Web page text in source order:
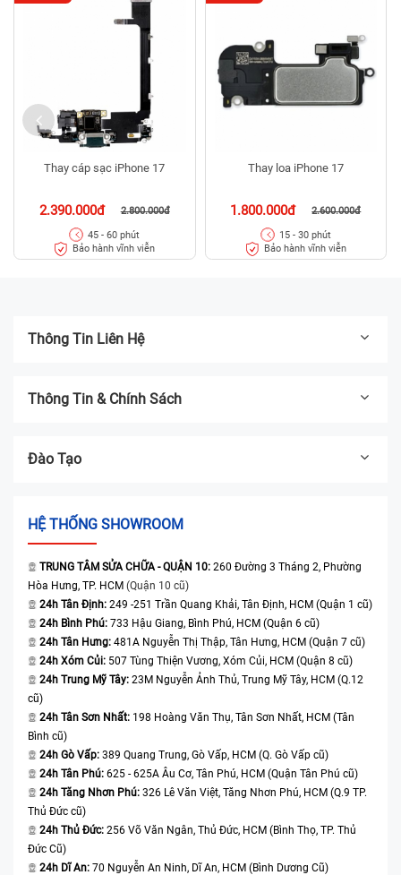
Thay cáp sạc iPhone 17
2.390.000đ 2.800.000đ
45 - 60 phút
Bảo hành vĩnh viễn
Thay loa iPhone 17
1.800.000đ 2.600.000đ
15 - 30 phút
Bảo hành vĩnh viễn
Thông Tin Liên Hệ
Thông Tin & Chính Sách
Đào Tạo
HỆ THỐNG SHOWROOM
TRUNG TÂM SỬA CHỮA - QUẬN 10: 260 Đường 3 Tháng 2, Phường
Hòa Hưng, TP. HCM (Quận 10 cũ)
24h Tân Định: 249 -251 Trần Quang Khải, Tân Định, HCM (Quận 1 cũ)
24h Bình Phú: 733 Hậu Giang, Bình Phú, HCM (Quận 6 cũ)
24h Tân Hưng: 481A Nguyễn Thị Thập, Tân Hưng, HCM (Quận 7 cũ)
24h Xóm Củi: 507 Tùng Thiện Vương, Xóm Củi, HCM (Quận 8 cũ)
24h Trung Mỹ Tây: 23M Nguyễn Ảnh Thủ, Trung Mỹ Tây, HCM (Q.12
cũ)
24h Tân Sơn Nhất: 198 Hoàng Văn Thụ, Tân Sơn Nhất, HCM (Tân
Bình cũ)
24h Gò Vấp: 389 Quang Trung, Gò Vấp, HCM (Q. Gò Vấp cũ)
24h Tân Phú: 625 - 625A Âu Cơ, Tân Phú, HCM (Quận Tân Phú cũ)
24h Tăng Nhơn Phú: 326 Lê Văn Việt, Tăng Nhơn Phú, HCM (Q.9 TP.
Thủ Đức cũ)
24h Thủ Đức: 256 Võ Văn Ngân, Thủ Đức, HCM (Bình Thọ, TP. Thủ
Đức Cũ)
24h Dĩ An: 70 Nguyễn An Ninh, Dĩ An, HCM (Bình Dương Cũ)